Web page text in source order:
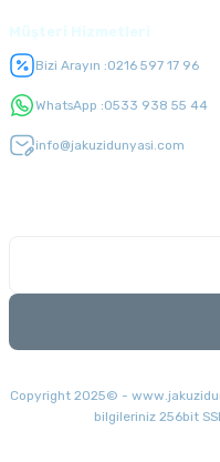
Bizi Arayın :0216 597 17 96
WhatsApp :0533 938 55 44
info@jakuzidunyasi.com
Copyright 2025© -
bilgileriniz 256bit